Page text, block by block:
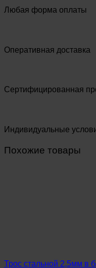
Любая форма оплаты
Оперативная доставка
Сертифицированная
Индивидуальные
Похожие товары
Трос стальной 2,5мм в